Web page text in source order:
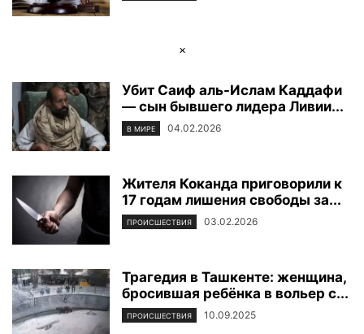
×
Убит Саиф аль-Ислам Каддафи
— сын бывшего лидера Ливии...
В МИРЕ 04.02.2026
Жителя Коканда приговорили к
17 годам лишения свободы за...
ПРОИСШЕСТВИЯ 03.02.2026
Трагедия в Ташкенте: женщина,
бросившая ребёнка в вольер с...
ПРОИСШЕСТВИЯ 10.09.2025